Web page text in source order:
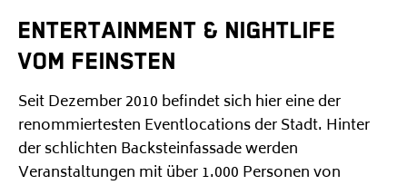
ENTERTAINMENT & NIGHTLIFE
VOM FEINSTEN
Seit Dezember 2010 befindet sich hier eine der
renommiertesten Eventlocations der Stadt. Hinter
der schlichten Backsteinfassade werden
Veranstaltungen mit über 1.000 Personen von